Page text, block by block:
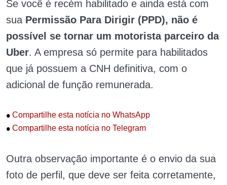
Se você é recém habilitado e ainda está com
sua Permissão Para Dirigir (PPD), não é
possível se tornar um motorista parceiro da
Uber. A empresa só permite para habilitados
que já possuem a CNH definitiva, com o
adicional de função remunerada.
• Compartilhe esta notícia no WhatsApp
• Compartilhe esta notícia no Telegram
Outra observação importante é o envio da sua
foto de perfil, que deve ser feita corretamente,